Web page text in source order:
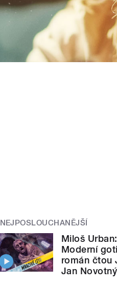
NEJPOSLOUCHANĚJŠÍ
Miloš
Moderní
román čtou
Jan Novotný